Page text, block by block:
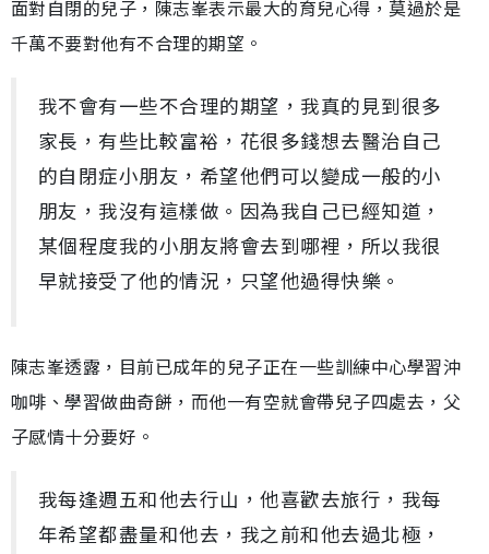
面對自閉的兒子，陳志峯表示最大的育兒心得，莫過於是
千萬不要對他有不合理的期望。
我不會有一些不合理的期望，我真的見到很多
家長，有些比較富裕，花很多錢想去醫治自己
的自閉症小朋友，希望他們可以變成一般的小
朋友，我沒有這樣做。因為我自己已經知道，
某個程度我的小朋友將會去到哪裡，所以我很
早就接受了他的情況，只望他過得快樂。
陳志峯透露，目前已成年的兒子正在一些訓練中心學習沖
咖啡、學習做曲奇餅，而他一有空就會帶兒子四處去，父
子感情十分要好。
我每逢週五和他去行山，他喜歡去旅行，我每
年希望都盡量和他去，我之前和他去過北極，